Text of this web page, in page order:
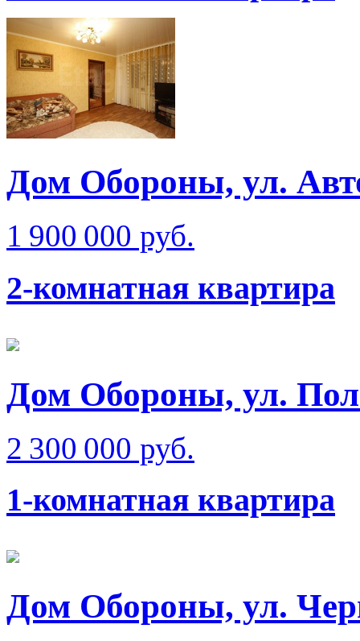
Дом Обороны, ул.
1 900 000 руб.
2-комнатная квартира
Дом Обороны, ул.
2 300 000 руб.
1-комнатная квартира
Дом Обороны, ул.